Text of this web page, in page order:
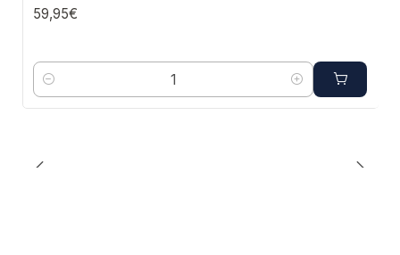
59,95€
Quantidade